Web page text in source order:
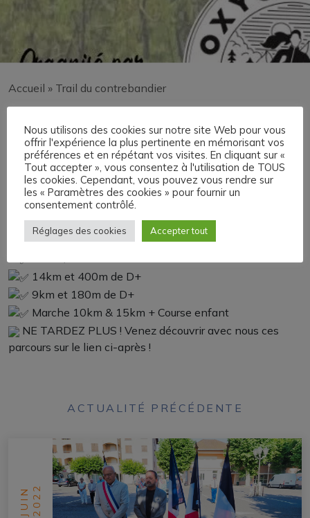
Accueil » Trail du contrebandier
Trail du contrebandier
La 3ème édition du Trail du Contrebandier co-organisée
par la Municipalité et l’association Oxygène approche !
Vous êtes vous inscrits ?
Au programme :
14km et 400m de D+
9km et 180m de D+
Marche 10km & 15km + Course enfant
NE TARDEZ PLUS ! Venez découvrir avec nous ces
parcours sur le lien ci-après !
ACTUALITÉ PRÉCÉDENTE
JUIN2022
Nous utilisons des cookies sur notre site Web pour vous
offrir l'expérience la plus pertinente en mémorisant vos
préférences et en répétant vos visites. En cliquant sur «
Tout accepter », vous consentez à l'utilisation de TOUS
les cookies. Cependant, vous pouvez vous rendre sur
les « Paramètres des cookies » pour fournir un
consentement contrôlé.
Réglages des cookies Accepter tout